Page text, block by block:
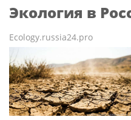
Экология в
Ecology.russia24.pro